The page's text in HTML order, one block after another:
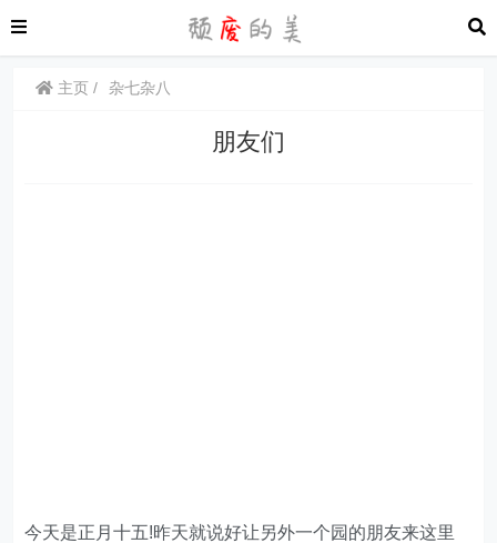
主页 杂七杂八
朋友们
今天是正月十五!昨天就说好让另外一个园的朋友来这里